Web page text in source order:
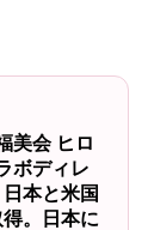
美会 ヒロ
ボディレ
本と米国
。日本に